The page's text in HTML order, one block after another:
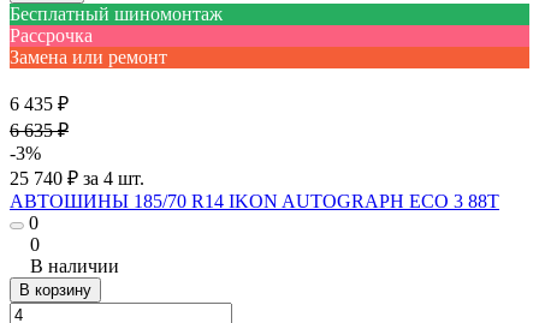
Бесплатный шиномонтаж
Рассрочка
Замена или ремонт
6 435 ₽
6 635 ₽
-3%
25 740 ₽ за 4 шт.
АВТОШИНЫ 185/70 R14 IKON AUTOGRAPH ECO 3 88T
0
0
В наличии
В корзину